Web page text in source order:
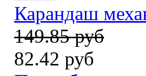
Карандаш
149.85 руб
82.42 руб